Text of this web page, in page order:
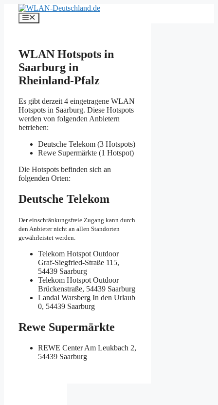
Inhalt
springen
Menü
WLAN Hotspots in
Saarburg in
Rheinland-Pfalz
Es gibt derzeit 4 eingetragene WLAN
Hotspots in Saarburg. Diese Hotspots
werden von folgenden Anbietern
betrieben:
Deutsche Telekom (3 Hotspots)
Rewe Supermärkte (1 Hotspot)
Die Hotspots befinden sich an
folgenden Orten:
Deutsche Telekom
Der einschränkungsfreie Zugang kann durch
den Anbieter nicht an allen Standorten
gewährleistet werden.
Telekom Hotspot Outdoor
Graf-Siegfried-Straße 115,
54439 Saarburg
Telekom Hotspot Outdoor
Brückenstraße, 54439 Saarburg
Landal Warsberg In den Urlaub
0, 54439 Saarburg
Rewe Supermärkte
REWE CenterAm Leukbach 2,
54439 Saarburg